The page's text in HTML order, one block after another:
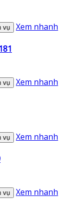
vụ Xem nhanh
vụ Xem nhanh
vụ Xem nhanh
vụ Xem nhanh